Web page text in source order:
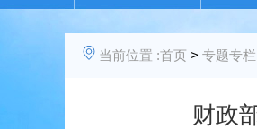
当前位置 :首页 > 专题专栏
财政